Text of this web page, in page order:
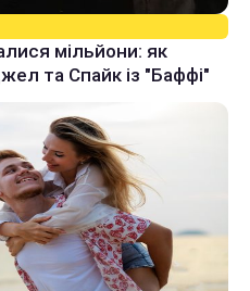
мільйони: як
та Спайк із "Баффі"